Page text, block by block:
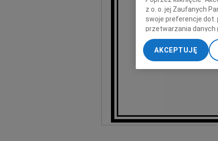
z o. o. jej Zaufanych
swoje preferencje dot.
przetwarzania danych
„Ustawienia
My, nasi Zaufani
dokładnych danych
Przechowywanie
treści, badnie
AKCEPTUJĘ